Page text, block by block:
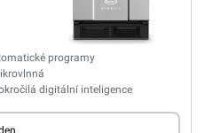
programy
digitální inteligence